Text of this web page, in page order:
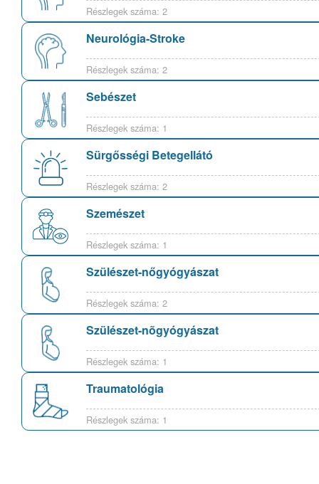
Részlegek száma: 2
Neurológia-Stroke
Részlegek száma: 2
Sebészet
Részlegek száma: 1
Sürgősségi Betegellátó
Részlegek száma: 2
Szemészet
Részlegek száma: 1
Szülészet-nőgyógyászat
Részlegek száma: 2
Szülészet-nõgyógyászat
Részlegek száma: 1
Traumatológia
Részlegek száma: 1